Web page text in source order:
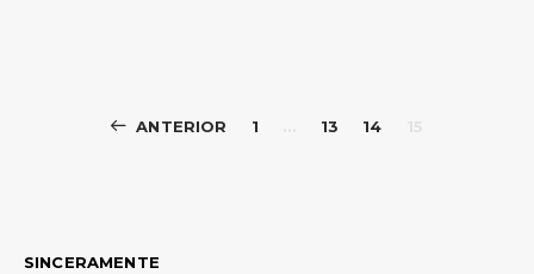
Paginación
ANTERIOR 1 … 13 14 15
SINCERAMENTE